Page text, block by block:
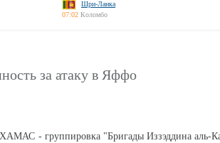
Шри-Ланка
07:02 Коломбо
за атаку в Яффо
- группировка "Бригады Иззэддина аль-